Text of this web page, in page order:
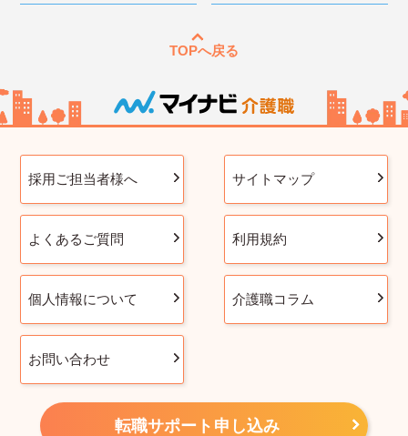
TOPへ戻る
採用ご担当者様へ サイトマップ
よくあるご質問 利用規約
個人情報について 介護職コラム
お問い合わせ
転職サポート申し込み